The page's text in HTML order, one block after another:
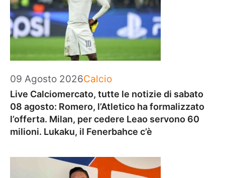
09 Agosto 2026Categorie
Calcio
Live Calciomercato, tutte le notizie di sabato
08 agosto: Romero, l’Atletico ha formalizzato
l’offerta. Milan, per cedere Leao servono 60
milioni. Lukaku, il Fenerbahce c’è